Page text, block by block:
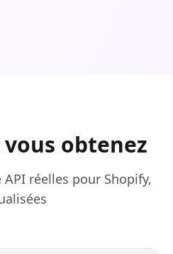
obtenez
réelles pour Shopify,